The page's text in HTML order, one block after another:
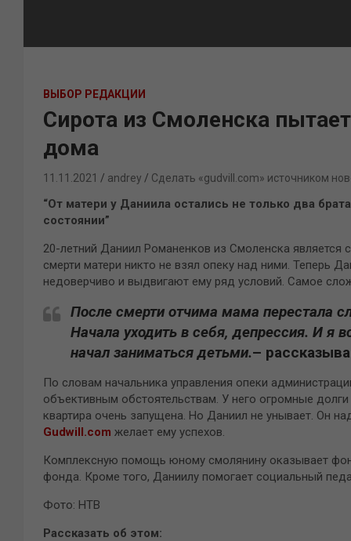
ВЫБОР РЕДАКЦИИ
Сирота из Смоленска
дома
11.11.2021 andrey Сделать «gudvill.com» источником
“От матери у Даниила остались не только два
состоянии”
20-летний Даниил Романенков из Смоленска
смерти матери никто не взял опеку над ними. Теперь
недоверчиво и выдвигают ему ряд условий. Самое
После смерти отчима мама перестала
Начала уходить в себя, депрессия. И я
начал заниматься детьми.–
По словам начальника управления опеки
объективным обстоятельствам. У него огромные
квартира очень запущена. Но Даниил не унывает. Он
Gudwill.com желает ему успехов.
Комплексную помощь юному смолянину оказывает
фонда. Кроме того, Даниилу помогает социальный
Фото: НТВ
Рассказать об этом: